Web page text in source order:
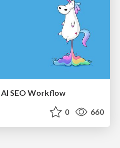
SEO Workflow
0 660